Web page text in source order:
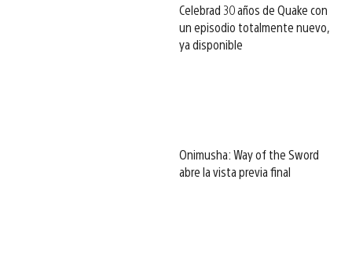
Celebrad 30 años de Quake con
un episodio totalmente nuevo,
ya disponible
Onimusha: Way of the Sword
abre la vista previa final